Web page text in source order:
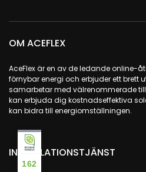
OM ACEFLEX
AceFlex är en av de ledande online-
förnybar energi och erbjuder ett brett
samarbetar med välrenommerade
kan erbjuda dig kostnadseffektiva
kan bidra till energiomställningen.
INSTALLATIONSTJÄNST
162